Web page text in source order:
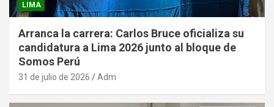
LIMA
Arranca la carrera: Carlos Bruce oficializa su
candidatura a Lima 2026 junto al bloque de
Somos Perú
31 de julio de 2026 Adm